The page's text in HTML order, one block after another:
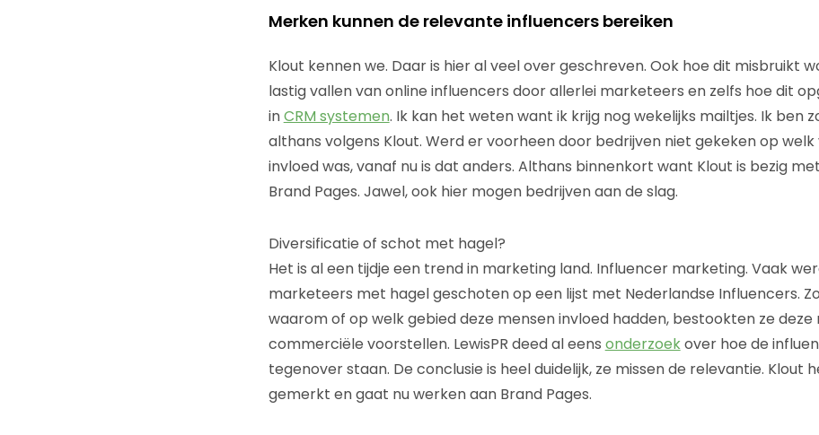
Merken kunnen de relevante influencers bereiken
Klout kennen we. Daar is hier al veel over geschreven. Ook hoe dit misbruikt
lastig vallen van online influencers door allerlei marketeers en zelfs hoe dit
inCRM systemen. Ik kan het weten want ik krijg nog wekelijks mailtjes. Ik ben
althans volgens Klout. Werd er voorheen door bedrijven niet gekeken op
invloed was, vanaf nu is dat anders. Althans binnenkort want Klout is bezig
Brand Pages. Jawel, ook hier mogen bedrijven aan de slag.
Diversificatie of schot met hagel?
Het is al een tijdje een trend in marketing land. Influencer marketing. Vaak
marketeers met hagel geschoten op een lijst met Nederlandse Influencers.
waarom of op welk gebied deze mensen invloed hadden, bestookten ze
commerciële voorstellen. LewisPR deed al eens onderzoekover hoe de
tegenover staan. De conclusie is heel duidelijk, ze missen de relevantie. Klout
gemerkt en gaat nu werken aan Brand Pages.